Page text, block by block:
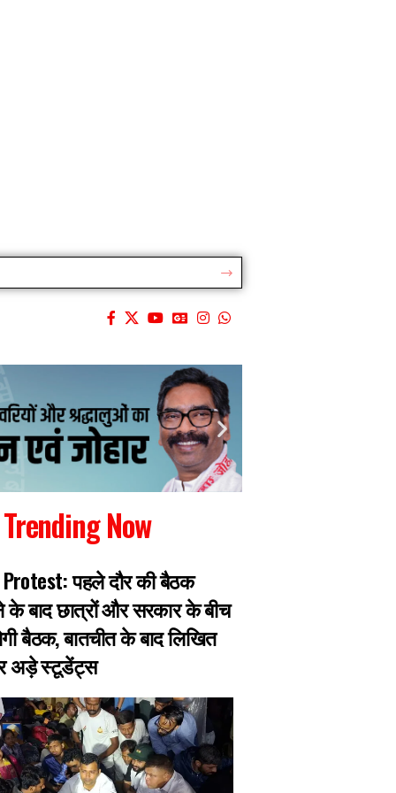
Trending Now
Protest: पहले दौर की बैठक
बाद छात्रों और सरकार के बीच
बैठक, बातचीत के बाद लिखित
अड़े स्टूडेंट्स